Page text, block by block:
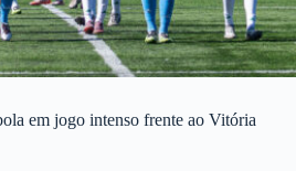
em jogo intenso frente ao Vitória